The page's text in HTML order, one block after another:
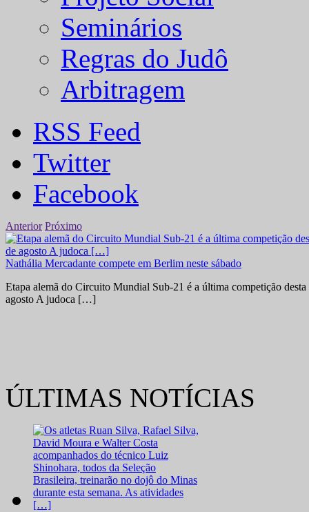
Seminários
Regras do Judô
Arbitragem
RSS Feed
Twitter
Facebook
Anterior Próximo
Nathália Mercadante compete em Berlim neste sábado
Etapa alemã do Circuito Mundial Sub-21 é a última competição
agosto A judoca […]
ÚLTIMAS NOTÍCIAS